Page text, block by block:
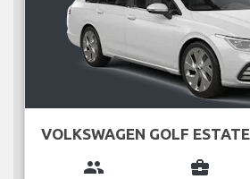
VOLKSWAGEN GOLF ESTATE
group business_center